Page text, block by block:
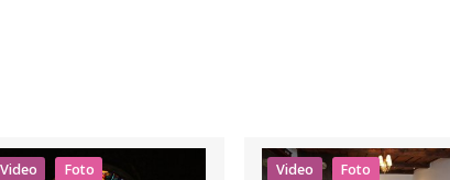
Video Foto Video Foto